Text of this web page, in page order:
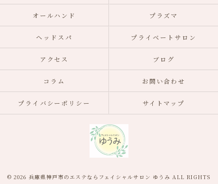
オールハンド プラズマ
ヘッドスパ プライベートサロン
アクセス ブログ
コラム お問い合わせ
プライバシーポリシー サイトマップ
© 2026 兵庫県神戸市のエステならフェイシャルサロン ゆうみ ALL RIGHTS